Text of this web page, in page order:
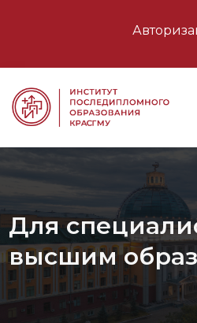
Для
высшим